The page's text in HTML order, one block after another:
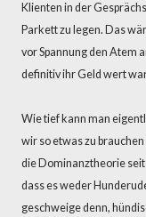
Klienten in der
Parkett zu legen. Das
vor Spannung den Atem
definitiv ihr Geld wert
Wie tief kann man
wir so etwas zu
die Dominanztheorie
dass es weder
geschweige denn,